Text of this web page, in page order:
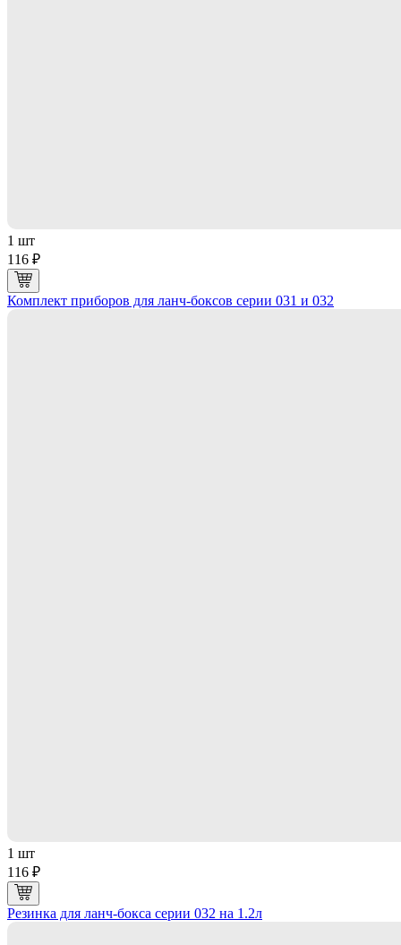
1 шт
116 ₽
Комплект приборов для ланч-боксов серии 031 и 032
1 шт
116 ₽
Резинка для ланч-бокса серии 032 на 1.2л